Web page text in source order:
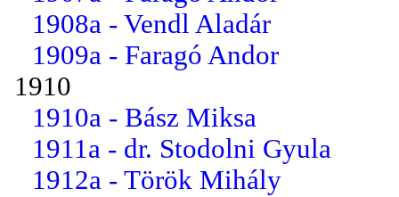
1908a - Vendl Aladár
1909a - Faragó Andor
1910
1910a - Bász Miksa
1911a - dr. Stodolni Gyula
1912a - Török Mihály